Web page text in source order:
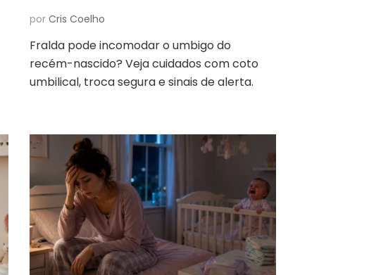
por Cris Coelho
Fralda pode incomodar o umbigo do
recém-nascido? Veja cuidados com coto
umbilical, troca segura e sinais de alerta.